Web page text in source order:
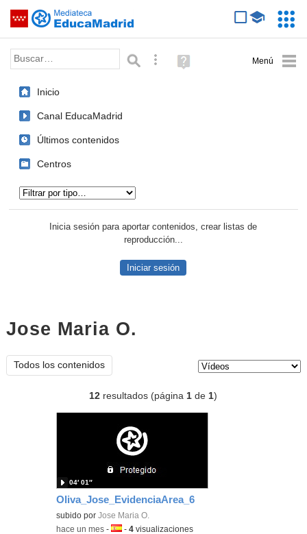
Saltar navegación
Palabra o frase: Búsqueda avanzada
Ayuda
(en
Inicio
Canal EducaMadrid
Últimos contenidos
Centros
Inicia sesión para aportar contenidos, crear listas de
reproducción...
Iniciar sesión
Jose Maria O.
Todos los contenidos
12 resultados (página1 de1)
Oliva_Jose_EvidenciaArea_6
subido porJose Maria O.
04′ 01″
-hace un mes -Idioma:
-4 visualizaciones